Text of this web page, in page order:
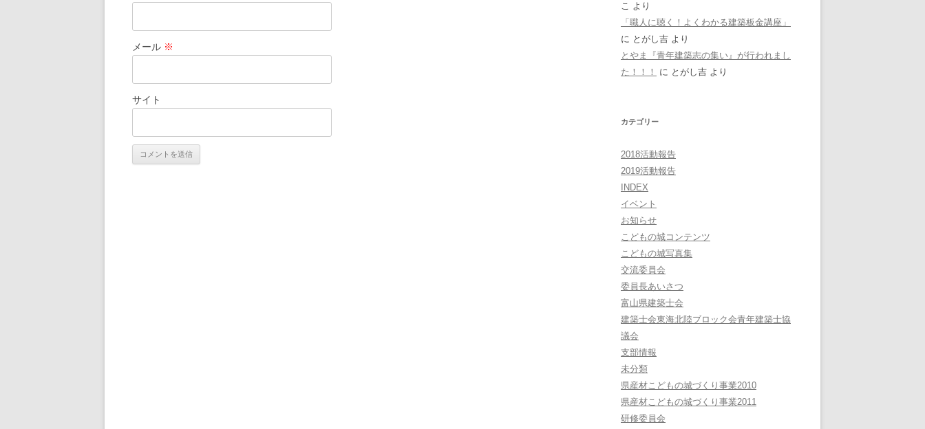
メール ※
サイト
こ より
「職人に聴く！よくわかる建築板金講座」
に とがし吉 より
とやま『青年建築志の集い』が行われまし
た！！！
に とがし吉 より
カテゴリー
2018活動報告
2019活動報告
INDEX
イベント
お知らせ
こどもの城コンテンツ
こどもの城写真集
交流委員会
委員長あいさつ
富山県建築士会
建築士会東海北陸ブロック会青年建築士協
議会
支部情報
未分類
県産材こどもの城づくり事業2010
県産材こどもの城づくり事業2011
研修委員会